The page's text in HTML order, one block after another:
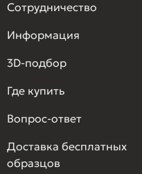
Сотрудничество
Информация
3D-подбор
Где купить
Вопрос-ответ
Доставка бесплатных
образцов